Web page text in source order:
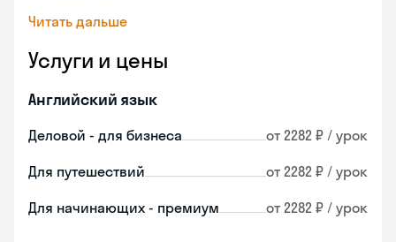
Читать дальше
Услуги и цены
Английский язык
Деловой - для бизнеса от 2282 ₽ / урок
Для путешествий от 2282 ₽ / урок
Для начинающих - премиум от 2282 ₽ / урок